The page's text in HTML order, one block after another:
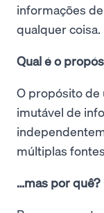
informações
qualquer coisa.
Qual é o
O propósito de
imutável de
múltiplas
…mas por quê?